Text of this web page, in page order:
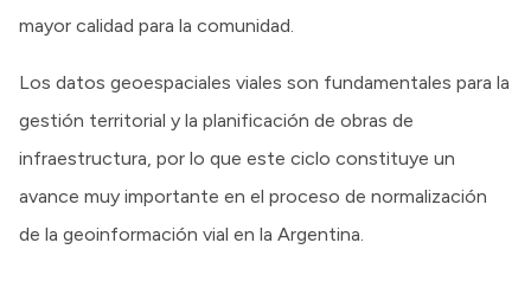
mayor calidad para la comunidad.
Los datos geoespaciales viales son fundamentales para la
gestión territorial y la planificación de obras de
infraestructura, por lo que este ciclo constituye un
avance muy importante en el proceso de normalización
de la geoinformación vial en la Argentina.